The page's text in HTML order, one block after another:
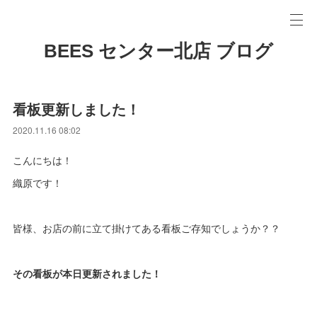
BEES センター北店 ブログ
看板更新しました！
2020.11.16 08:02
こんにちは！
織原です！
皆様、お店の前に立て掛けてある看板ご存知でしょうか？？
その看板が本日更新されました！